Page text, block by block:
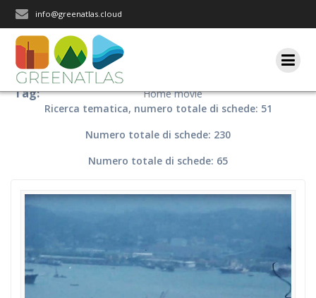
info@greenatlas.cloud
Tag:
Home movie
Ricerca tematica, numero totale di schede: 51
Numero totale di schede: 230
Numero totale di schede: 65